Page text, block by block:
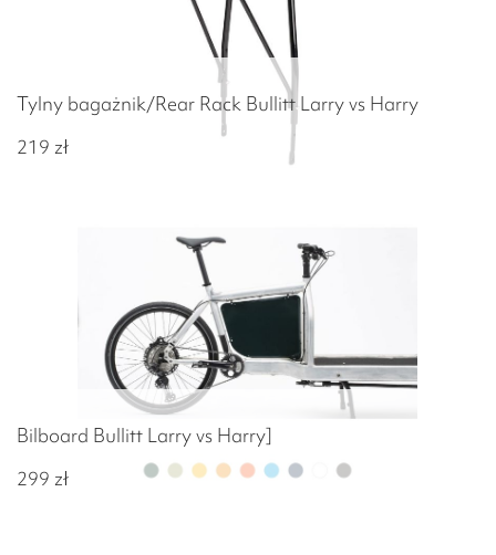
Tylny bagażnik/Rear Rack Bullitt Larry vs Harry
219 zł
Bilboard Bullitt Larry vs Harry]
299 zł